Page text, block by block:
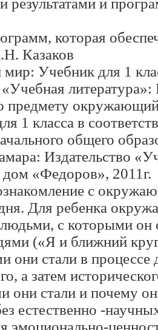
результатами и
которая
Казаков
Учебник для 1
«Учебная
предмету
1 класса в
общего
Издательство
дом «Федоров», 2011г.
с
Для ребенка
с которыми он
(«Я и ближний
они стали в процессе
а затем
они стали и почему
естественно -
эмоционально-